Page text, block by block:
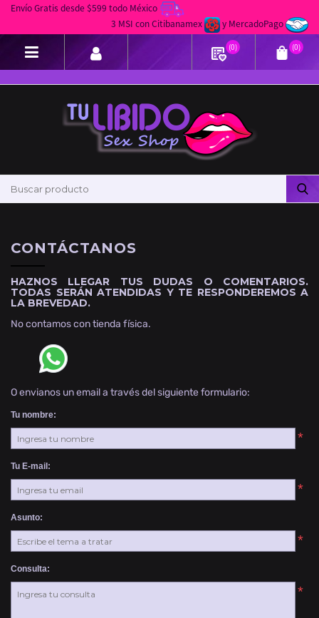
Envío Gratis desde $599 todo México
3 MSI con Citibanamex
y MercadoPago
(0) (0)
CONTÁCTANOS
HAZNOS LLEGAR TUS DUDAS O COMENTARIOS.
TODAS SERÁN ATENDIDAS Y TE RESPONDEREMOS A
LA BREVEDAD.
No contamos con tienda física.
O envianos un email a través del siguiente formulario:
Tu nombre:
*
Tu E-mail:
*
Asunto:
*
Consulta:
*